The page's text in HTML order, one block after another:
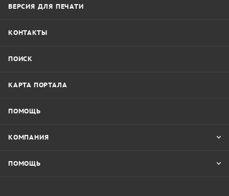
ВЕРСИЯ ДЛЯ ПЕЧАТИ
КОНТАКТЫ
ПОИСК
КАРТА ПОРТАЛА
ПОМОЩЬ
КОМПАНИЯ
ПОМОЩЬ